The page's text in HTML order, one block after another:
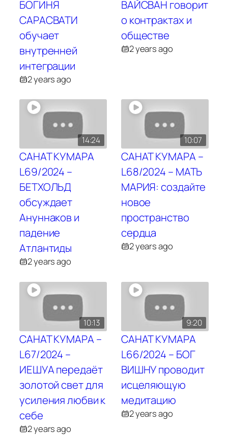
БОГИНЯ
САРАСВАТИ
обучает
внутренней
интеграции
2 years ago
ВАЙСВАН говорит
о контрактах и
обществе
2 years ago
14:24
САНАТ КУМАРА
L69/2024 –
БЕТХОЛЬД
обсуждает
Ануннаков и
падение
Атлантиды
2 years ago
10:07
САНАТ КУМАРА –
L68/2024 – МАТЬ
МАРИЯ: создайте
новое
пространство
сердца
2 years ago
10:13
САНАТ КУМАРА –
L67/2024 –
ИЕШУА передаёт
золотой свет для
усиления любви к
себе
2 years ago
9:20
САНАТ КУМАРА
L66/2024 – БОГ
ВИШНУ проводит
исцеляющую
медитацию
2 years ago